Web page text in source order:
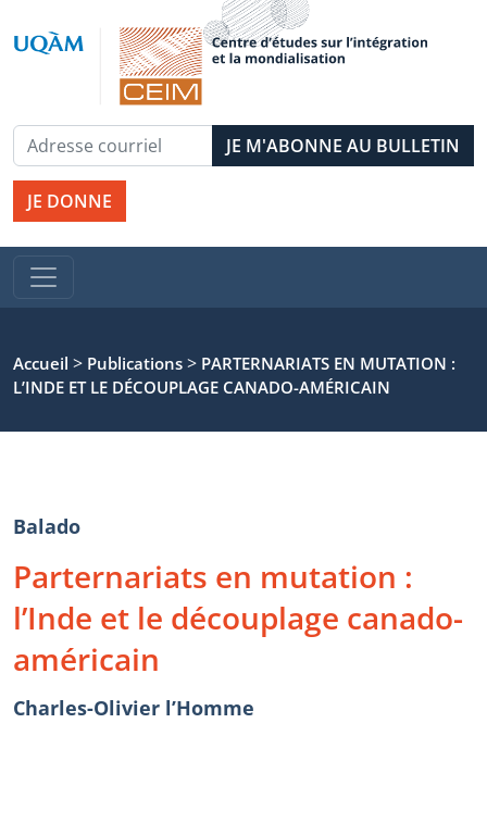
JE DONNE
Accueil > Publications > PARTERNARIATS EN MUTATION :
L’INDE ET LE DÉCOUPLAGE CANADO-AMÉRICAIN
Balado
Parternariats en mutation :
l’Inde et le découplage canado-
américain
Charles-Olivier l’Homme